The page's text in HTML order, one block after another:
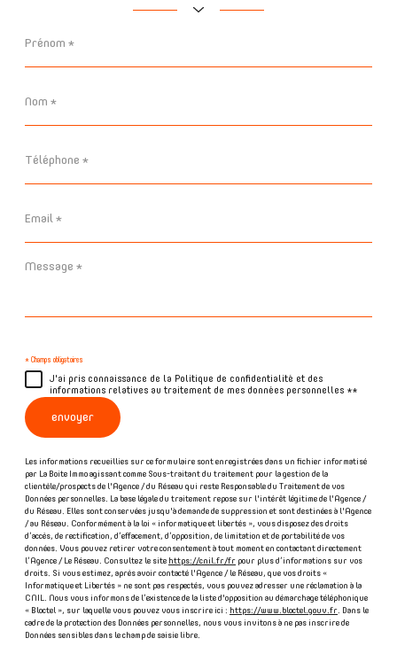
*
*
*
*
Message
* Champs obligatoires
J'ai pris connaissance de la Politique de confidentialité et des
informations relatives au traitement de mes données personnelles **
envoyer
Les informations recueillies sur ce formulaire sont enregistrées dans un fichier informatisé
par La Boite Immo agissant comme Sous-traitant du traitement pour la gestion de la
clientèle/prospects de l'Agence / du Réseau qui reste Responsable du Traitement de vos
Données personnelles. La base légale du traitement repose sur l'intérêt légitime de l'Agence /
du Réseau. Elles sont conservées jusqu'à demande de suppression et sont destinées à l'Agence
/ au Réseau. Conformément à la loi « informatique et libertés », vous disposez des droits
d’accès, de rectification, d’effacement, d’opposition, de limitation et de portabilité de vos
données. Vous pouvez retirer votre consentement à tout moment en contactant directement
l’Agence / Le Réseau. Consultez le site https://cnil.fr/fr pour plus d’informations sur vos
droits. Si vous estimez, après avoir contacté l'Agence / le Réseau, que vos droits «
Informatique et Libertés » ne sont pas respectés, vous pouvez adresser une réclamation à la
CNIL. Nous vous informons de l’existence de la liste d'opposition au démarchage téléphonique
« Bloctel », sur laquelle vous pouvez vous inscrire ici : https://www.bloctel.gouv.fr . Dans le
cadre de la protection des Données personnelles, nous vous invitons à ne pas inscrire de
Données sensibles dans le champ de saisie libre.